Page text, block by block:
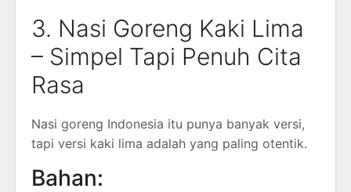
3. Nasi Goreng Kaki Lima
– Simpel Tapi Penuh Cita
Rasa
Nasi goreng Indonesia itu punya banyak versi,
tapi versi kaki lima adalah yang paling otentik.
Bahan: